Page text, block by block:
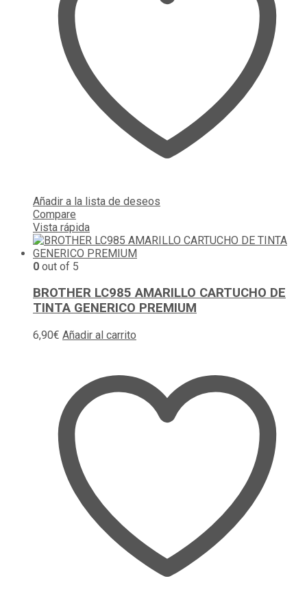
Añadir a la lista de deseos
Compare
Vista rápida
0 out of 5
BROTHER LC985 AMARILLO CARTUCHO DE
TINTA GENERICO PREMIUM
6,90€ Añadir al carrito